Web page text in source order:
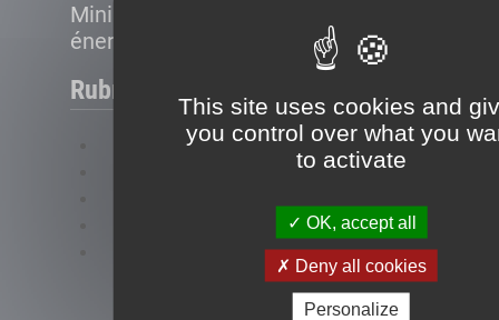
This site uses cookies and
you control over what you
to activate
OK, accept all
Deny all cookies
Personalize
Ministère de la Transition
énergétique
Rubriques